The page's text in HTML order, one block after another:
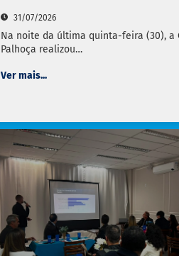
31/07/2026
Na noite da última quinta-feira (30), a
Palhoça realizou…
Ver mais...